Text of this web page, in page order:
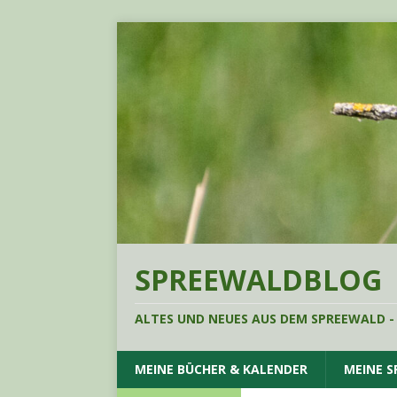
SPREEWALDBLOG
ALTES UND NEUES AUS DEM SPREEWALD
MEINE BÜCHER & KALENDER MEINE